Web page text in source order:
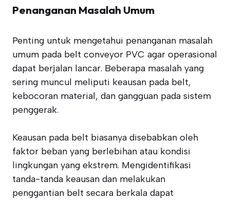
Penanganan Masalah Umum
Penting untuk mengetahui penanganan masalah
umum pada belt conveyor PVC agar operasional
dapat berjalan lancar. Beberapa masalah yang
sering muncul meliputi keausan pada belt,
kebocoran material, dan gangguan pada sistem
penggerak.
Keausan pada belt biasanya disebabkan oleh
faktor beban yang berlebihan atau kondisi
lingkungan yang ekstrem. Mengidentifikasi
tanda-tanda keausan dan melakukan
penggantian belt secara berkala dapat